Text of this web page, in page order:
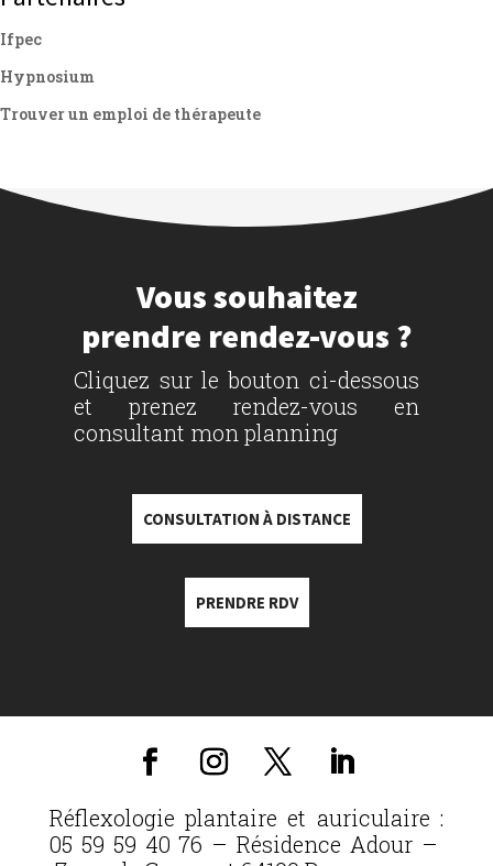
Ifpec
Hypnosium
Trouver un emploi de thérapeute
Vous souhaitez
prendre rendez-vous ?
Cliquez sur le bouton ci-dessous
et prenez rendez-vous en
consultant mon planning
CONSULTATION À DISTANCE
PRENDRE RDV
Réflexologie plantaire et auriculaire :
05 59 59 40 76 – Résidence Adour –